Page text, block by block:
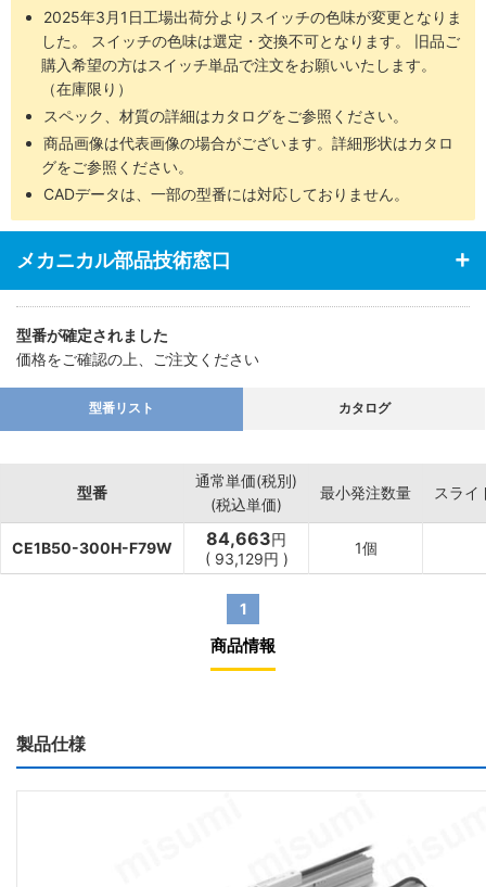
2025年3月1日工場出荷分よりスイッチの色味が変更となりま
した。 スイッチの色味は選定・交換不可となります。 旧品ご
購入希望の方はスイッチ単品で注文をお願いいたします。
（在庫限り）
スペック、材質の詳細はカタログをご参照ください。
商品画像は代表画像の場合がございます。詳細形状はカタロ
グをご参照ください。
CADデータは、一部の型番には対応しておりません。
メカニカル部品技術窓口
型番が確定されました
価格をご確認の上、ご注文ください
型番リスト カタログ
型番
通常単価(税別)
(税込単価)
最小発注数量 スライ
CE1B50-300H-F79W 84,663円
( 93,129円 )
1個
1
商品情報
製品仕様